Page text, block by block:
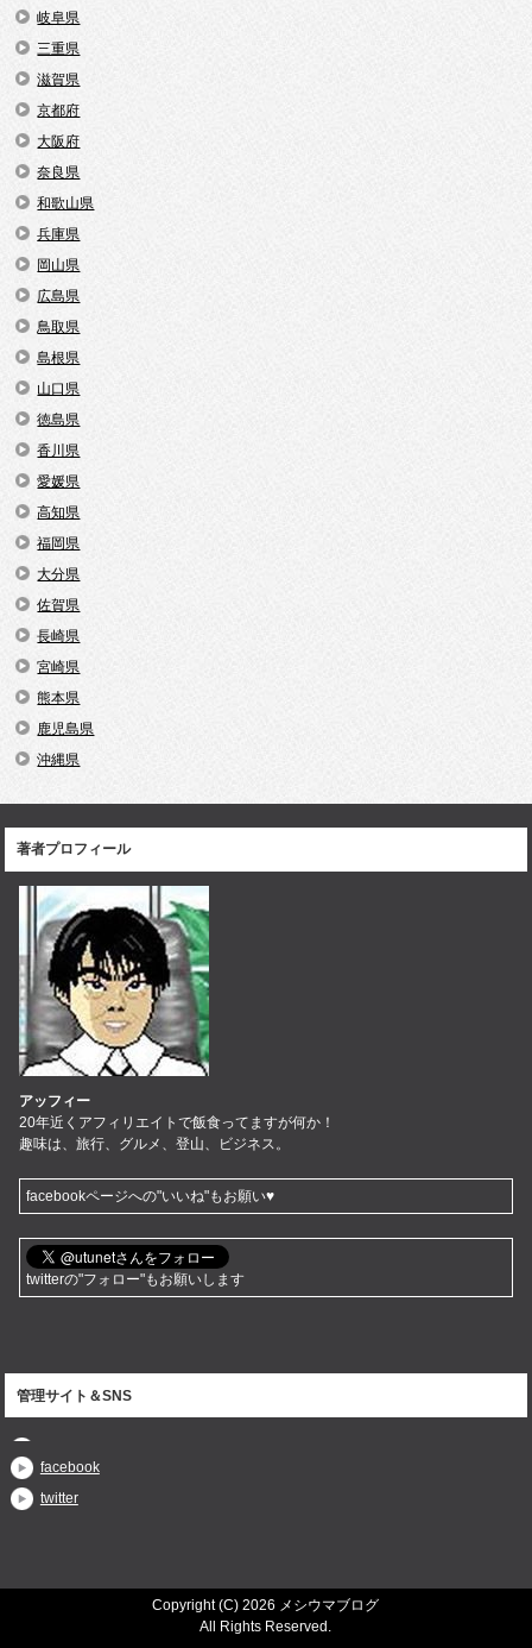
岐阜県
三重県
滋賀県
京都府
大阪府
奈良県
和歌山県
兵庫県
岡山県
広島県
鳥取県
島根県
山口県
徳島県
香川県
愛媛県
高知県
福岡県
大分県
佐賀県
長崎県
宮崎県
熊本県
鹿児島県
沖縄県
著者プロフィール
アッフィー
20年近くアフィリエイトで飯食ってますが何か！
趣味は、旅行、グルメ、登山、ビジネス。
facebookページへの"いいね"もお願い♥
twitterの"フォロー"もお願いします
管理サイト＆SNS
facebook
twitter
Copyright (C) 2026 メシウマブログ
All Rights Reserved.